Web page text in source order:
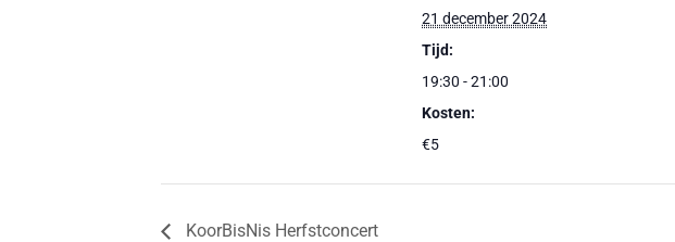
21 december 2024
Tijd:
19:30 - 21:00
Kosten:
€5
KoorBisNis Herfstconcert